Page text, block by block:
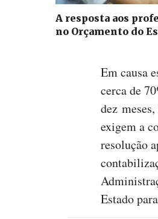
A resposta aos
no Orçamento do
Em causa
cerca de
dez
exigem a
resolução
Estado